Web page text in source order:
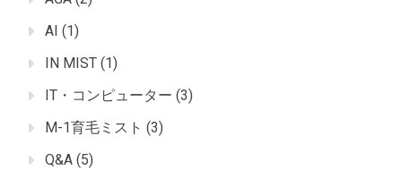
AI (1)
IN MIST (1)
IT・コンピューター (3)
M-1育毛ミスト (3)
Q&A (5)